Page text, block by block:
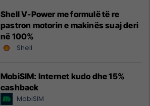
Shell V-Power me formulë të re
pastron motorin e makinës suaj deri
në 100%
Shell
MobiSIM: Internet kudo dhe 15%
cashback
MobiSIM